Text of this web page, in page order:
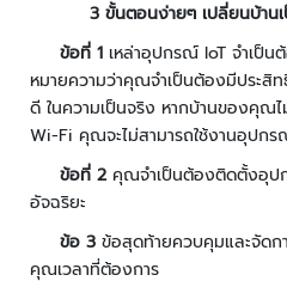
บ
ก
ล้
อ
ง
ว
ง
ร
ปิ
3 ขั้นตอนง่ายๆ เปลี่ยนบ้าน
ข้อที่ 1 เหล่าอุปกรณ์ IoT จำเป็
หมายความว่าคุณจำเป็นต้องมีประสิท
ดี ในความเป็นจริง หากบ้านของคุ
Wi-Fi คุณจะไม่สามารถใช้งานอุปกร
ข้อที่ 2 คุณจำเป็นต้องติดตั้งอุป
อัจฉริยะ
ข้อ 3 ข้อสุดท้ายควบคุมและจัด
คุณเวลาที่ต้องการ